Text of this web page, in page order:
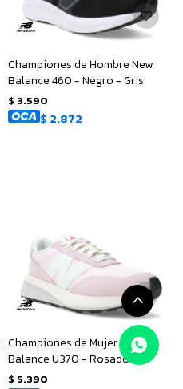
Championes de Hombre New
Balance 460 - Negro - Gris
$ 3.590
$2.872
Championes de Mujer New
Balance U370 - Rosado -
Blanco
$ 5.390